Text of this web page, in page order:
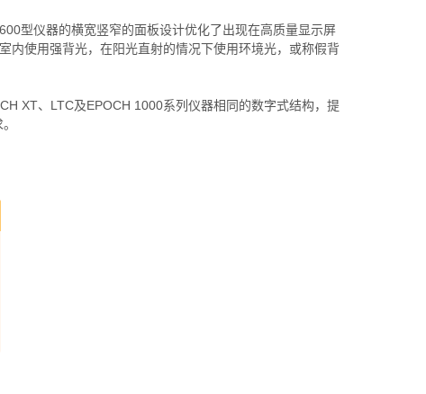
型仪器的横宽竖窄的面板设计优化了出现在高质量显示屏
内使用强背光，在阳光直射的情况下使用环境光，或称假背
XT、LTC及EPOCH 1000系列仪器相同的数字式结构，提